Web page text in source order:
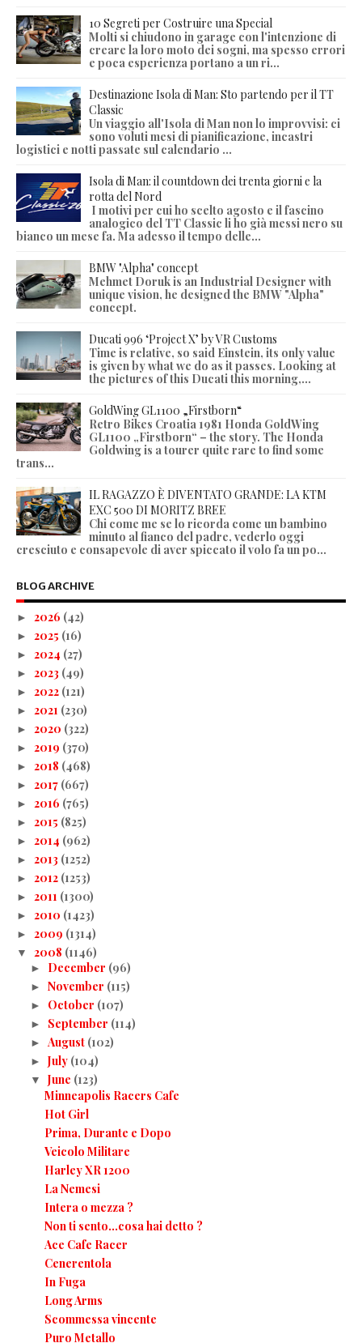
10 Segreti per Costruire una Special
Molti si chiudono in garage con l'intenzione di
creare la loro moto dei sogni, ma spesso errori
e poca esperienza portano a un ri...
Destinazione Isola di Man: Sto partendo per il TT
Classic
Un viaggio all'Isola di Man non lo improvvisi: ci
sono voluti mesi di pianificazione, incastri
logistici e notti passate sul calendario ...
Isola di Man: il countdown dei trenta giorni e la
rotta del Nord
I motivi per cui ho scelto agosto e il fascino
analogico del TT Classic li ho già messi nero su
bianco un mese fa. Ma adesso il tempo delle...
BMW "Alpha" concept
Mehmet Doruk is an Industrial Designer with
unique vision, he designed the BMW "Alpha"
concept.
Ducati 996 ‘Project X’ by VR Customs
Time is relative, so said Einstein, its only value
is given by what we do as it passes. Looking at
the pictures of this Ducati this morning,...
GoldWing GL1100 „Firstborn“
Retro Bikes Croatia 1981 Honda GoldWing
GL1100 „Firstborn“ – the story. The Honda
Goldwing is a tourer quite rare to find some
trans...
IL RAGAZZO È DIVENTATO GRANDE: LA KTM
EXC 500 DI MORITZ BREE
Chi come me se lo ricorda come un bambino
minuto al fianco del padre, vederlo oggi
cresciuto e consapevole di aver spiccato il volo fa un po...
BLOG ARCHIVE
► 2026 (42)
► 2025 (16)
► 2024 (27)
► 2023 (49)
► 2022 (121)
► 2021 (230)
► 2020 (322)
► 2019 (370)
► 2018 (468)
► 2017 (667)
► 2016 (765)
► 2015 (825)
► 2014 (962)
► 2013 (1252)
► 2012 (1253)
► 2011 (1300)
► 2010 (1423)
► 2009 (1314)
▼ 2008 (1146)
► December (96)
► November (115)
► October (107)
► September (114)
► August (102)
► July (104)
▼ June (123)
Minneapolis Racers Cafe
Hot Girl
Prima, Durante e Dopo
Veicolo Militare
Harley XR 1200
La Nemesi
Intera o mezza ?
Non ti sento...cosa hai detto ?
Ace Cafe Racer
Cenerentola
In Fuga
Long Arms
Scommessa vincente
Puro Metallo